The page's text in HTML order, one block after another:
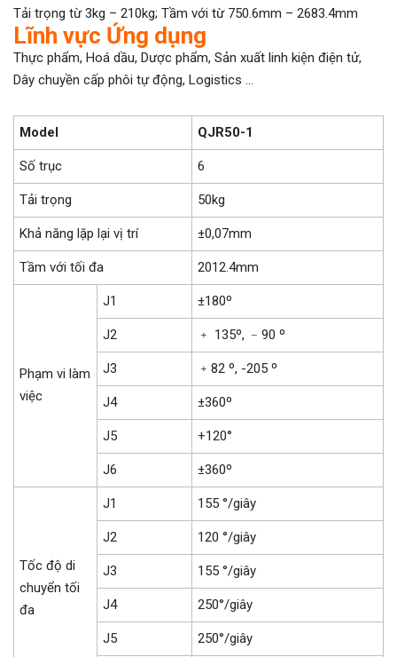
Tải trọng từ 3kg – 210kg; Tầm với từ 750.6mm – 2683.4mm
Lĩnh vực Ứng dụng
Thực phẩm, Hoá dầu, Dược phẩm, Sản xuất linh kiện điện tử,
Dây chuyền cấp phôi tự động, Logistics …
Model QJR50-1
Số trục 6
Tải trọng 50kg
Khả năng lặp lại vị trí ±0,07mm
Tầm với tối đa 2012.4mm
Phạm vi làm
việc
J1 ±180º
J2 ﹢ 135º, ﹣90 º
J3 ﹢82 º, -205 º
J4 ±360º
J5 +120°
J6 ±360º
Tốc độ di
chuyển tối
đa
J1 155 °/giây
J2 120 °/giây
J3 155 °/giây
J4 250°/giây
J5 250°/giây